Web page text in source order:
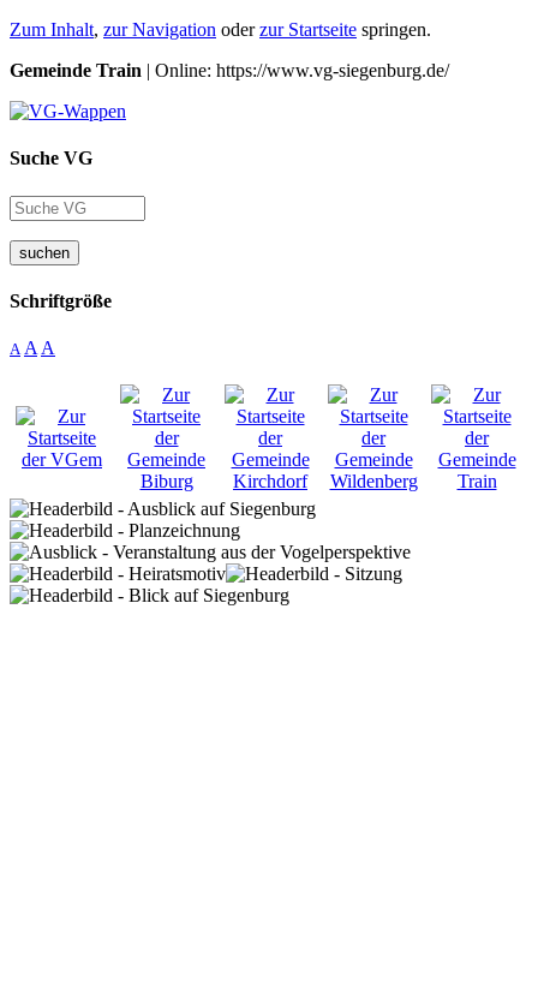
Zum Inhalt, zur Navigation oderzur Startseite springen.
Gemeinde Train | Online: https://www.vg-siegenburg.de/
Suche VG
suchen
Schriftgröße
A A A